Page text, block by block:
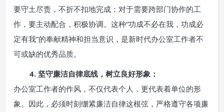
要守土尽责，不折不扣地完成；对于需要跨部门协作的工
作，要主动配合，积极协调。这种“功成不必在我，功成必
定有我”的奉献精神和担当意识，是新时代办公室工作者不
可或缺的优秀品质。
4. 坚守廉洁自律底线，树立良好形象：
办公室工作者的作风，不仅代表个人，更代表着单位的形
象。因此，必须时刻绷紧廉洁自律这根弦，严格遵守各项廉